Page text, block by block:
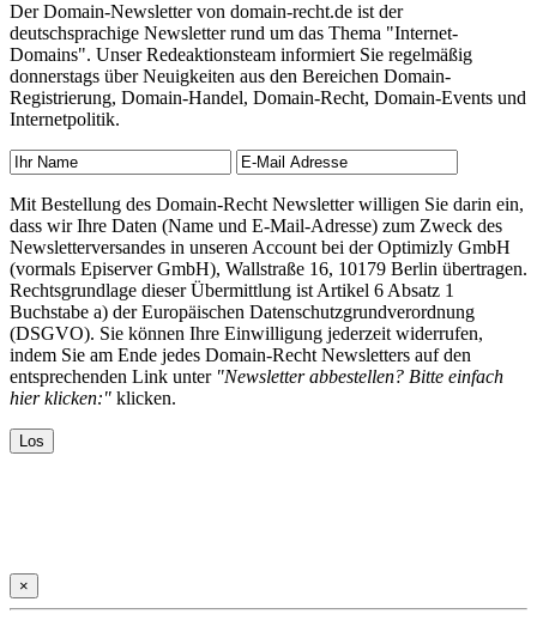
Der Domain-Newsletter von domain-recht.de ist der
deutschsprachige Newsletter rund um das Thema "Internet-
Domains". Unser Redeaktionsteam informiert Sie regelmäßig
donnerstags über Neuigkeiten aus den Bereichen Domain-
Registrierung, Domain-Handel, Domain-Recht, Domain-Events und
Internetpolitik.
Mit Bestellung des Domain-Recht Newsletter willigen Sie darin ein,
dass wir Ihre Daten (Name und E-Mail-Adresse) zum Zweck des
Newsletterversandes in unseren Account bei der Optimizly GmbH
(vormals Episerver GmbH), Wallstraße 16, 10179 Berlin übertragen.
Rechtsgrundlage dieser Übermittlung ist Artikel 6 Absatz 1
Buchstabe a) der Europäischen Datenschutzgrundverordnung
(DSGVO). Sie können Ihre Einwilligung jederzeit widerrufen,
indem Sie am Ende jedes Domain-Recht Newsletters auf den
entsprechenden Link unter "Newsletter abbestellen? Bitte einfach
hier klicken:" klicken.
×